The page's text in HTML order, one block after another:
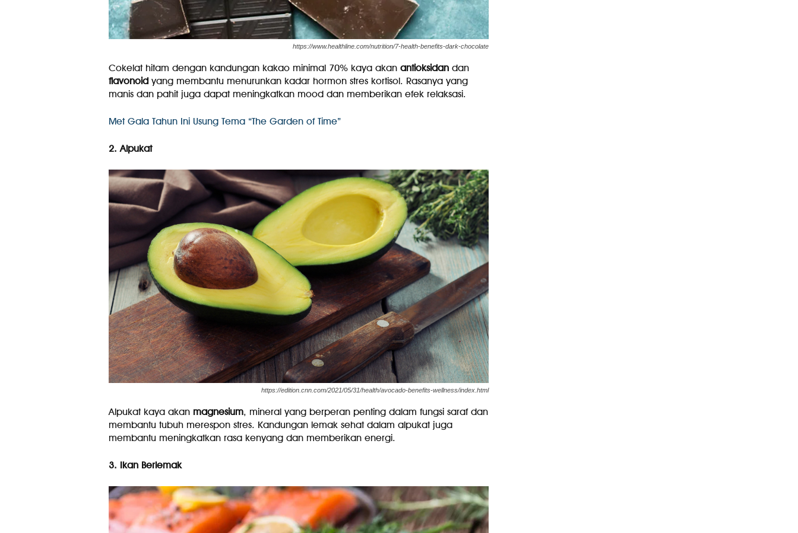
https://www.healthline.com/nutrition/7-health-benefits-dark-chocolate
Cokelat hitam dengan kandungan kakao minimal 70% kaya akan antioksidandan
flavonoidyang membantu menurunkan kadar hormon stres kortisol. Rasanya yang
manis dan pahit juga dapat meningkatkan mood dan memberikan efek relaksasi.
Met Gala Tahun Ini Usung Tema “The Garden of Time”
2. Alpukat
https://edition.cnn.com/2021/05/31/health/avocado-benefits-wellness/index.html
Alpukat kaya akan magnesium, mineral yang berperan penting dalam fungsi saraf dan
membantu tubuh merespon stres. Kandungan lemak sehat dalam alpukat juga
membantu meningkatkan rasa kenyang dan memberikan energi.
3. Ikan Berlemak